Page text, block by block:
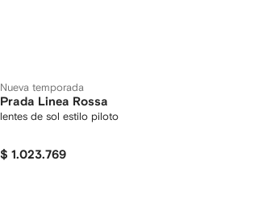
Nueva temporada
Prada Linea Rossa
lentes de sol estilo piloto
$ 1.023.769